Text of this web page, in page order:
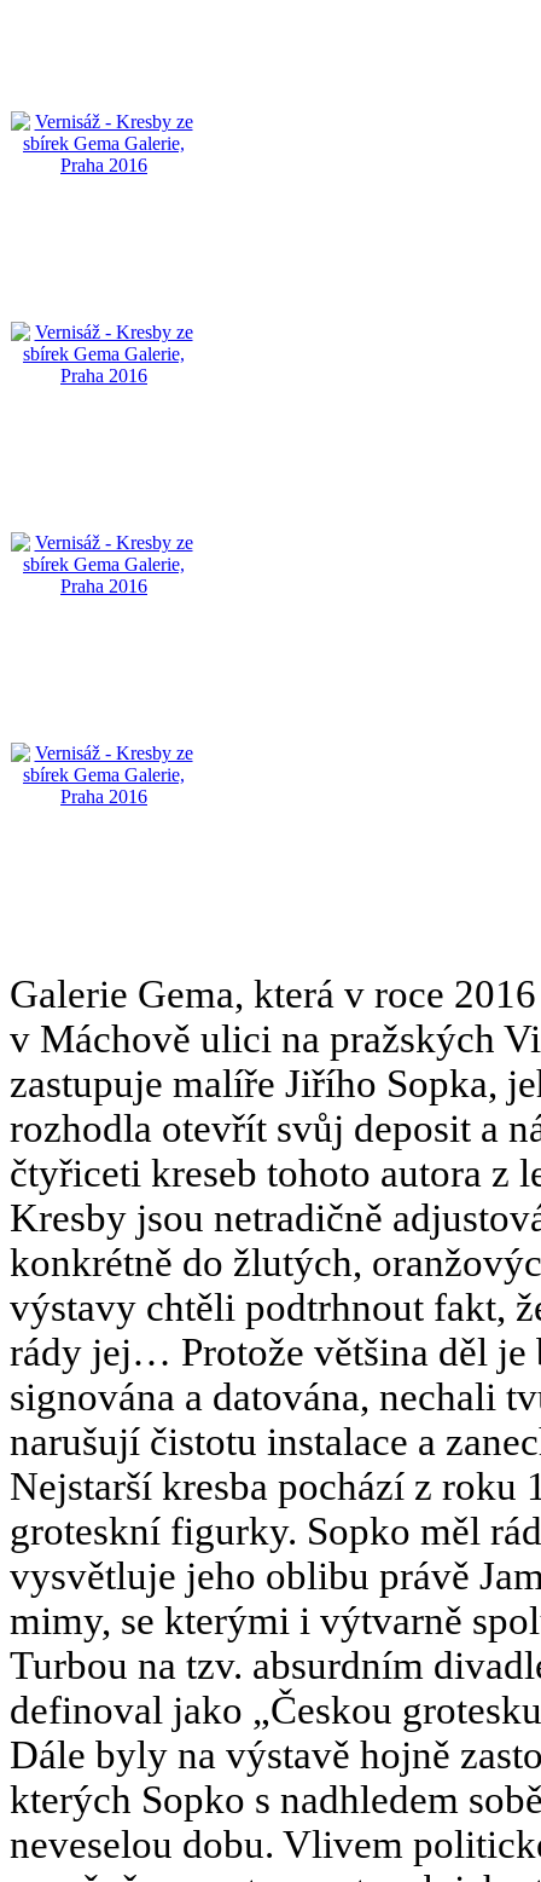
Galerie Gema, která v roce
v Máchově ulici na pražských
zastupuje malíře Jiřího Sopka,
rozhodla otevřít svůj deposit a
čtyřiceti kreseb tohoto autora z
Kresby jsou netradičně
konkrétně do žlutých,
výstavy chtěli podtrhnout fakt,
rády jej… Protože většina děl je
signována a datována, nechali
narušují čistotu instalace a
Nejstarší kresba pochází z roku
groteskní figurky. Sopko měl
vysvětluje jeho oblibu právě
mimy, se kterými i výtvarně
Turbou na tzv. absurdním
definoval jako „Českou
Dále byly na výstavě hojně
kterých Sopko s nadhledem
neveselou dobu. Vlivem